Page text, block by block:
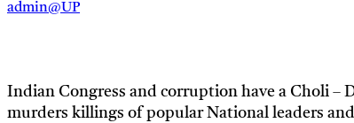
admin@UP
Indian Congress and corruption have a Choli –
murders killings of popular National leaders